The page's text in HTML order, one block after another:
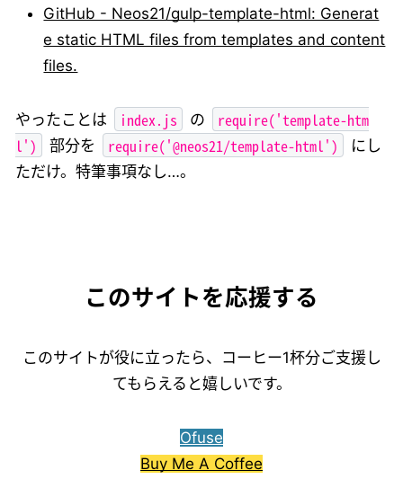
GitHub - Neos21/gulp-template-html: Generat
e static HTML files from templates and content
files.
やったことは index.js の
require('template-htm
l')
部分を require('@neos21/template-html')
にし
ただけ。特筆事項なし…。
このサイトを応援する
このサイトが役に立ったら、コーヒー1杯分ご支援し
てもらえると嬉しいです。
Ofuse
Buy Me A Coffee